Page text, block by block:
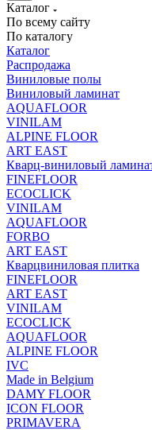
Каталог
По всему сайту
По каталогу
Каталог
Распродажа
Виниловые полы
Виниловый ламинат
AQUAFLOOR
VINILAM
ALPINE FLOOR
ART EAST
Кварц-виниловый
FINEFLOOR
ECOCLICK
VINILAM
AQUAFLOOR
FORBO
ART EAST
Кварцвиниловая плитка
FINEFLOOR
ART EAST
VINILAM
ECOCLICK
AQUAFLOOR
ALPINE FLOOR
IVC
Made in Belgium
DAMY FLOOR
ICON FLOOR
PRIMAVERA